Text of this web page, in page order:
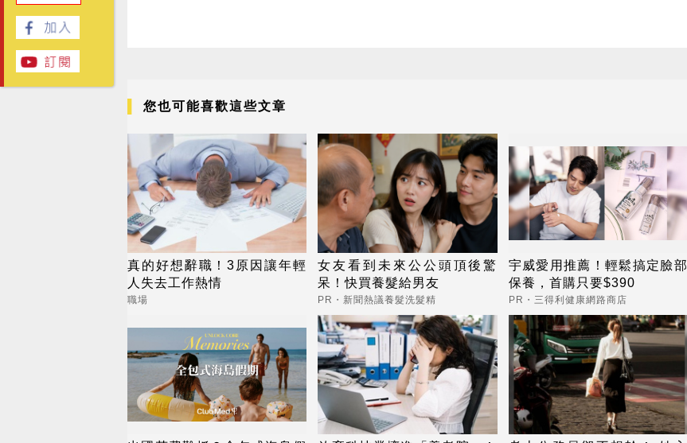
您也可能喜歡這些文章
真的好想辭職！3原因讓年輕
人失去工作熱情
職場
女友看到未來公公頭頂後驚
呆！快買養髮給男友
PR・新聞熱議養髮洗髮精
宇威愛用推薦！輕鬆搞定臉部
保養，首購只要$390
PR・三得利健康網路商店